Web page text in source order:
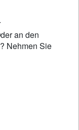
an den
Nehmen Sie